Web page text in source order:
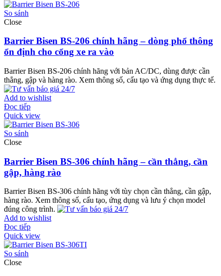
So sánh
Close
Barrier Bisen BS-206 chính hãng – dòng phổ thông
ổn định cho cổng xe ra vào
Barrier Bisen BS-206 chính hãng với bản AC/DC, dùng được cần
thẳng, gập và hàng rào. Xem thông số, cấu tạo và ứng dụng thực tế.
Add to wishlist
Đọc tiếp
Quick view
So sánh
Close
Barrier Bisen BS-306 chính hãng – cần thẳng, cần
gập, hàng rào
Barrier Bisen BS-306 chính hãng với tùy chọn cần thẳng, cần gập,
hàng rào. Xem thông số, cấu tạo, ứng dụng và lưu ý chọn model
đúng công trình.
Add to wishlist
Đọc tiếp
Quick view
So sánh
Close